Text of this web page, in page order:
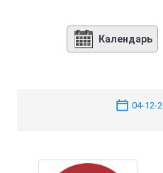
Календарь
04-12-